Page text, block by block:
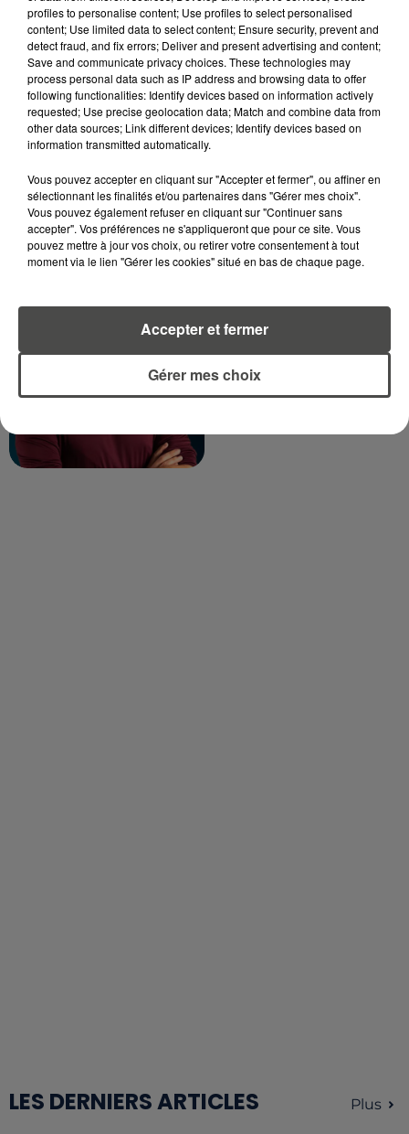
MARGOT DOUÉTIL
Journaliste
LES DERNIERS ARTICLES Plus
profiles to personalise content; Use profiles to select personalised
content; Use limited data to select content; Ensure security, prevent and
detect fraud, and fix errors; Deliver and present advertising and content;
Save and communicate privacy choices. These technologies may
process personal data such as IP address and browsing data to offer
following functionalities: Identify devices based on information actively
requested; Use precise geolocation data; Match and combine data from
other data sources; Link different devices; Identify devices based on
information transmitted automatically.
Vous pouvez accepter en cliquant sur "Accepter et fermer", ou affiner en
sélectionnant les finalités et/ou partenaires dans "Gérer mes choix".
Vous pouvez également refuser en cliquant sur "Continuer sans
accepter". Vos préférences ne s'appliqueront que pour ce site. Vous
pouvez mettre à jour vos choix, ou retirer votre consentement à tout
moment via le lien "Gérer les cookies" situé en bas de chaque page.
Gérer mes choix
Accepter et fermer